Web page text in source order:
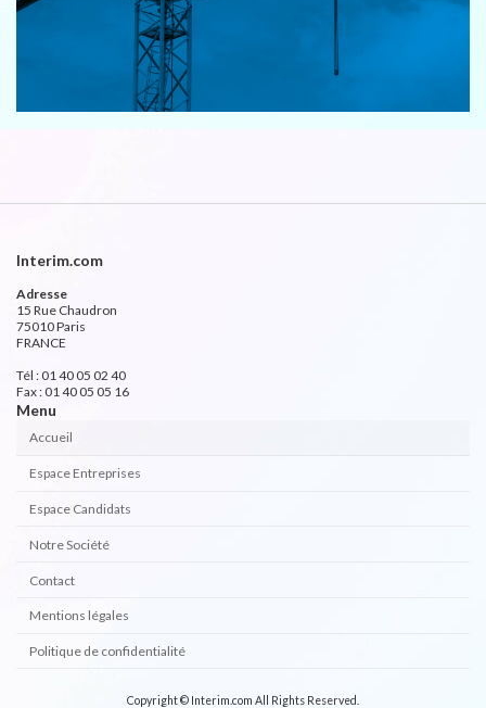
Interim.com
Adresse
15 Rue Chaudron
75010 Paris
FRANCE
Tél : 01 40 05 02 40
Fax : 01 40 05 05 16
Menu
Accueil
Espace Entreprises
Espace Candidats
Notre Société
Contact
Mentions légales
Politique de confidentialité
Copyright © Interim.com All Rights Reserved.